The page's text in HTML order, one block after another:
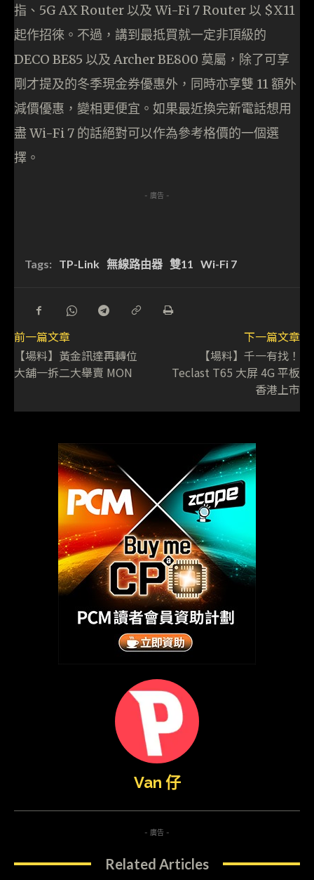
指、5G AX Router 以及 Wi-Fi 7 Router 以 $X11
起作招徠。不過，講到最抵買就一定非頂級的
DECO BE85 以及 Archer BE800 莫屬，除了可享
剛才提及的冬季現金券優惠外，同時亦享雙 11 額外
減價優惠，變相更便宜。如果最近換完新電話想用
盡 Wi-Fi 7 的話絕對可以作為參考格價的一個選
擇。
- 廣告 -
Tags: TP-Link 無線路由器 雙11 Wi-Fi 7
前一篇文章
【場料】黃金訊達再轉位
大舖一拆二大舉賣 MON
下一篇文章
【場料】千一有找！
Teclast T65 大屏 4G 平板
香港上市
Van 仔
- 廣告 -
Related Articles